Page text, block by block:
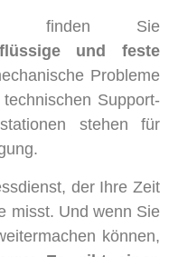
finden Sie
und feste
Probleme
Support-
stehen für
der Ihre Zeit
misst. Und wenn Sie
können,